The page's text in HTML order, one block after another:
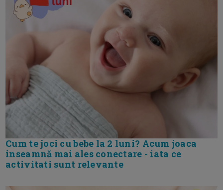
Cum te joci cu bebe la 2 luni? Acum joaca
inseamnă mai ales conectare - iata ce
activitati sunt relevante